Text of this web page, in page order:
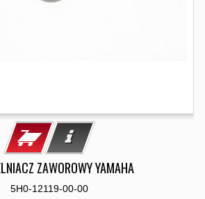
ZAWOROWY YAMAHA
5H0-12119-00-00